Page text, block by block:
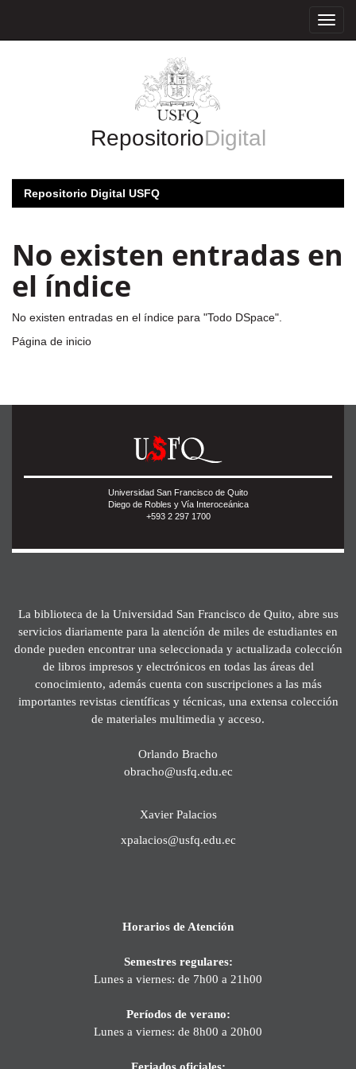
RepositorioDigital
Repositorio Digital USFQ
No existen entradas en
el índice
No existen entradas en el índice para "Todo DSpace".
Página de inicio
Universidad San Francisco de Quito
Diego de Robles y Vía Interoceánica
+593 2 297 1700
La biblioteca de la Universidad San Francisco de Quito, abre sus
servicios diariamente para la atención de miles de estudiantes en
donde pueden encontrar una seleccionada y actualizada colección
de libros impresos y electrónicos en todas las áreas del
conocimiento, además cuenta con suscripciones a las más
importantes revistas científicas y técnicas, una extensa colección
de materiales multimedia y acceso.
Orlando Bracho
obracho@usfq.edu.ec
Xavier Palacios
xpalacios@usfq.edu.ec
Horarios de Atención
Semestres regulares:
Lunes a viernes: de 7h00 a 21h00
Períodos de verano:
Lunes a viernes: de 8h00 a 20h00
Feriados oficiales: